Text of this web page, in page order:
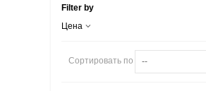
Filter by
Цена
Сортировать по --